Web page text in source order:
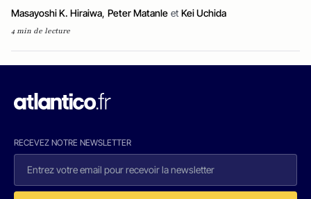
Masayoshi K. Hiraiwa, Peter Matanle et Kei Uchida
4 min de lecture
RECEVEZ NOTRE NEWSLETTER